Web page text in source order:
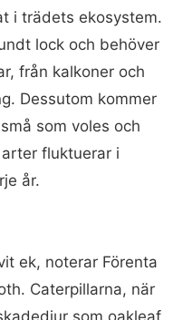
i trädets ekosystem.
lock och behöver
från kalkoner och
Dessutom kommer
som voles och
fluktuerar i
år.
ek, noterar Förenta
Caterpillarna, när